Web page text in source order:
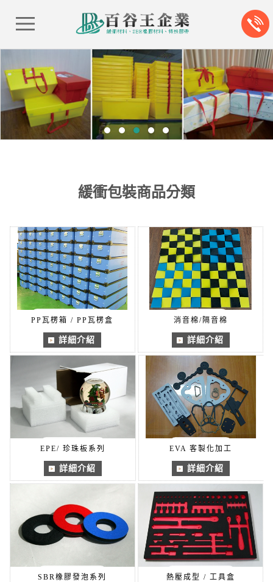
緩衝包裝商品分類
PP瓦楞箱 / PP瓦楞盒
詳細介紹
消音棉/隔音棉
詳細介紹
EPE/ 珍珠板系列
詳細介紹
EVA 客製化加工
詳細介紹
SBR橡膠發泡系列 熱壓成型 / 工具盒